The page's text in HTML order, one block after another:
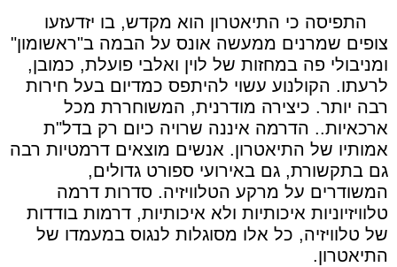
התפיסה כי התיאטרון הוא מקדש, בו יזדעזעו
צופים שמרנים ממעשה אונס על הבמה ב"ראשומון"
ומניבולי פה במחזות של לוין ואלבי פועלת, כמובן,
לרעתו. הקולנוע עשוי להיתפס כמדיום בעל חירות
רבה יותר. כיצירה מודרנית, המשוחררת מכל
ארכאיות.. הדרמה איננה שרויה כיום רק בדל"ת
אמותיו של התיאטרון. אנשים מוצאים דרמטיות רבה
גם בתקשורת, גם באירועי ספורט גדולים,
המשודרים על מרקע הטלוויזיה. סדרות דרמה
טלוויזיוניות איכותיות ולא איכותיות, דרמות בודדות
של טלוויזיה, כל אלו מסוגלות לנגוס במעמדו של
התיאטרון.